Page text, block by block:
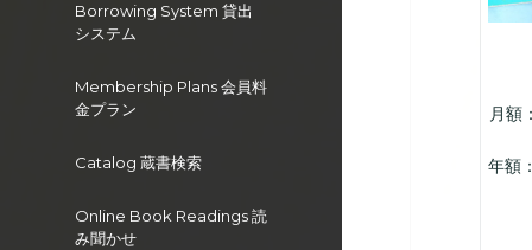
Borrowing System 貸出
システム
Membership Plans 会員料
金プラン
Catalog 蔵書検索
Online Book Readings 読
み聞かせ
月額
年額